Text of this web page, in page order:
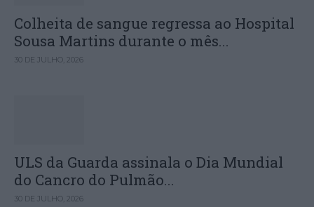
Colheita de sangue regressa ao Hospital
Sousa Martins durante o mês...
30 DE JULHO, 2026
ULS da Guarda assinala o Dia Mundial
do Cancro do Pulmão...
30 DE JULHO, 2026